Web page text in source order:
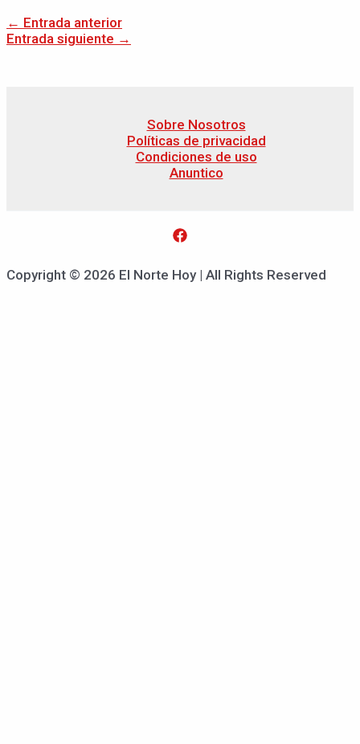
← Entrada anterior
Entrada siguiente →
Sobre Nosotros
Políticas de privacidad
Condiciones de uso
Anuntico
Copyright © 2026 El Norte Hoy | All Rights Reserved